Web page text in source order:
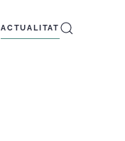
ACTUALITAT